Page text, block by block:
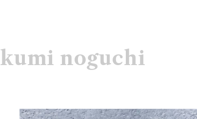
kumi noguchi